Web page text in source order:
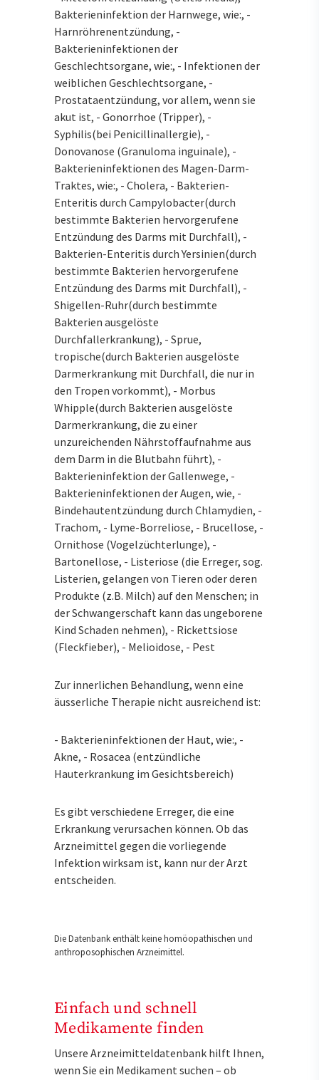
Bakterieninfektion der Harnwege, wie:, -
Harnröhrenentzündung, -
Bakterieninfektionen der
Geschlechtsorgane, wie:, - Infektionen der
weiblichen Geschlechtsorgane, -
Prostataentzündung, vor allem, wenn sie
akut ist, - Gonorrhoe (Tripper), -
Syphilis(bei Penicillinallergie), -
Donovanose (Granuloma inguinale), -
Bakterieninfektionen des Magen-Darm-
Traktes, wie:, - Cholera, - Bakterien-
Enteritis durch Campylobacter(durch
bestimmte Bakterien hervorgerufene
Entzündung des Darms mit Durchfall), -
Bakterien-Enteritis durch Yersinien(durch
bestimmte Bakterien hervorgerufene
Entzündung des Darms mit Durchfall), -
Shigellen-Ruhr(durch bestimmte
Bakterien ausgelöste
Durchfallerkrankung), - Sprue,
tropische(durch Bakterien ausgelöste
Darmerkrankung mit Durchfall, die nur in
den Tropen vorkommt), - Morbus
Whipple(durch Bakterien ausgelöste
Darmerkrankung, die zu einer
unzureichenden Nährstoffaufnahme aus
dem Darm in die Blutbahn führt), -
Bakterieninfektion der Gallenwege, -
Bakterieninfektionen der Augen, wie, -
Bindehautentzündung durch Chlamydien, -
Trachom, - Lyme-Borreliose, - Brucellose, -
Ornithose (Vogelzüchterlunge), -
Bartonellose, - Listeriose (die Erreger, sog.
Listerien, gelangen von Tieren oder deren
Produkte (z.B. Milch) auf den Menschen; in
der Schwangerschaft kann das ungeborene
Kind Schaden nehmen), - Rickettsiose
(Fleckfieber), - Melioidose, - Pest
Zur innerlichen Behandlung, wenn eine
äusserliche Therapie nicht ausreichend ist:
- Bakterieninfektionen der Haut, wie:, -
Akne, - Rosacea (entzündliche
Hauterkrankung im Gesichtsbereich)
Es gibt verschiedene Erreger, die eine
Erkrankung verursachen können. Ob das
Arzneimittel gegen die vorliegende
Infektion wirksam ist, kann nur der Arzt
entscheiden.
Die Datenbank enthält keine homöopathischen und
anthroposophischen Arzneimittel.
Einfach und schnell
Medikamente finden
Unsere Arzneimitteldatenbank hilft Ihnen,
wenn Sie ein Medikament suchen – ob